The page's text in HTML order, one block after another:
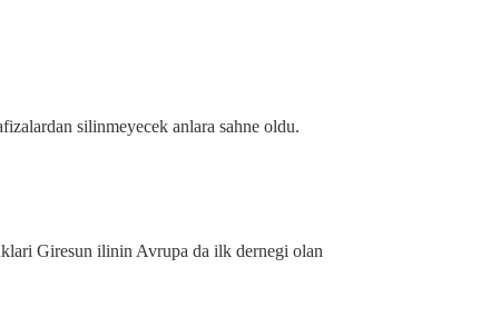
silinmeyecek anlara sahne oldu.
Giresun ilinin Avrupa da ilk dernegi olan